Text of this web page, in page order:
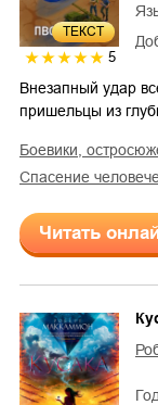
ТЕКСТ
5
Внезапный удар
пришельцы из
боевики,
спасение
Читать